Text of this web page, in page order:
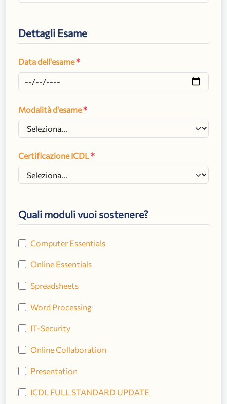
Dettagli Esame
Data dell'esame*
Modalità d'esame*
Certificazione ICDL *
Quali moduli vuoi sostenere?
Computer Essentials
Online Essentials
Spreadsheets
Word Processing
IT-Security
Online Collaboration
Presentation
ICDL FULL STANDARD UPDATE